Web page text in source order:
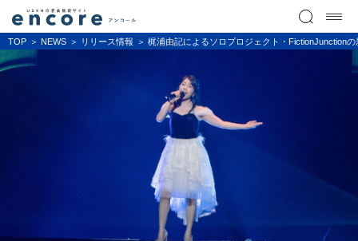
TOP NEWS リリース情報 梶浦由記によるソロプロジェクト・FictionJunction